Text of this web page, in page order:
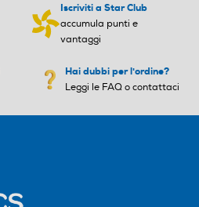
Iscriviti a Star Club
accumula punti e
vantaggi
Hai dubbi per l'ordine?
Leggi le FAQ o contattaci